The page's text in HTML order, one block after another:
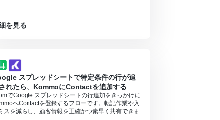
を見る
スプレッドシートで特定条件の行が追
れたら、KommoにContactを追加する
でGoogle スプレッドシートの行追加をきっかけに
へContactを登録するフローです。転記作業や入
スを減らし、顧客情報を正確かつ素早く共有できま